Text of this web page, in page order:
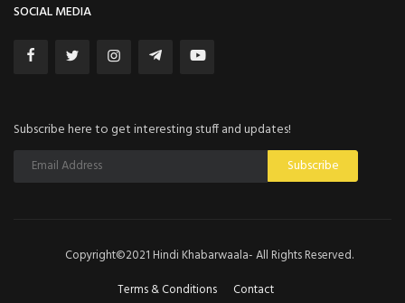
SOCIAL MEDIA
Subscribe here to get interesting stuff and updates!
Subscribe
Copyright©2021 Hindi Khabarwaala- All Rights Reserved.
Terms & Conditions
Contact